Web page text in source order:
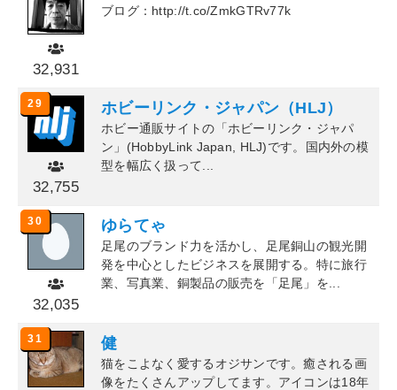
32,931
ブログ：http://t.co/ZmkGTRv77k
29
32,755
ホビーリンク・ジャパン（HLJ）
ホビー通販サイトの「ホビーリンク・ジャパ
ン」(HobbyLink Japan, HLJ)です。国内外の模
型を幅広く扱って...
30
32,035
ゆらてゃ
足尾のブランド力を活かし、足尾銅山の観光開
発を中心としたビジネスを展開する。特に旅行
業、写真業、銅製品の販売を「足尾」を...
31 健
猫をこよなく愛するオジサンです。癒される画
像をたくさんアップしてます。アイコンは18年